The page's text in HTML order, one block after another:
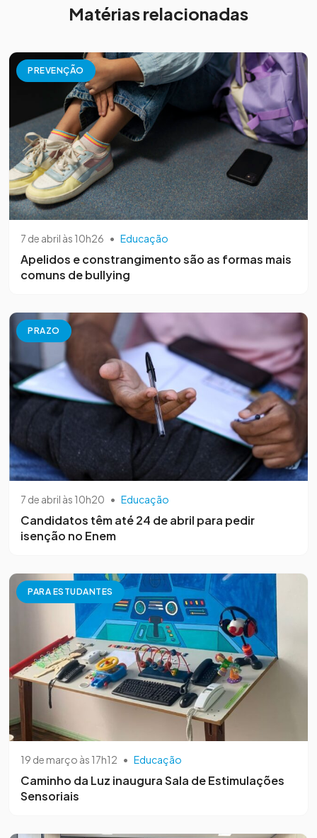
Matérias relacionadas
PREVENÇÃO
7 de abril às 10h26 • Educação
Apelidos e constrangimento são as formas mais
comuns de bullying
PRAZO
7 de abril às 10h20 • Educação
Candidatos têm até 24 de abril para pedir
isenção no Enem
PARA ESTUDANTES
19 de março às 17h12 • Educação
Caminho da Luz inaugura Sala de Estimulações
Sensoriais